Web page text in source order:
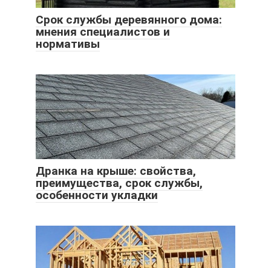
Срок службы деревянного дома:
мнения специалистов и
нормативы
Дранка на крыше: свойства,
преимущества, срок службы,
особенности укладки